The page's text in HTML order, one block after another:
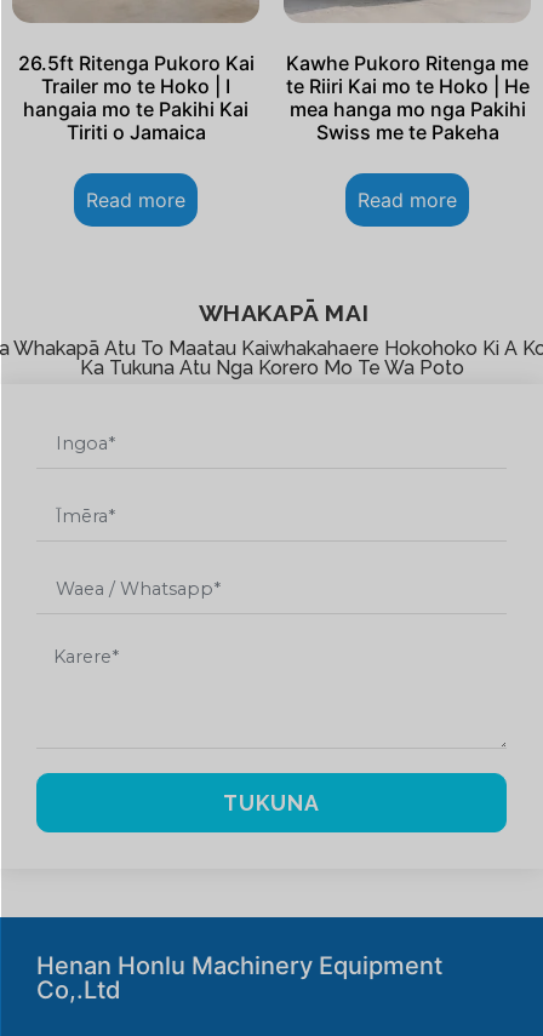
26.5ft Ritenga Pukoro Kai
Trailer mo te Hoko | I
hangaia mo te Pakihi Kai
Tiriti o Jamaica
Read more
Kawhe Pukoro Ritenga me
te Riiri Kai mo te Hoko | He
mea hanga mo nga Pakihi
Swiss me te Pakeha
Read more
WHAKAPĀ MAI
Whakapā Atu To Maatau Kaiwhakahaere Hokohoko Ki A
Ka Tukuna Atu Nga Korero Mo Te Wa Poto
TUKUNA
Henan Honlu Machinery Equipment
Co,.Ltd